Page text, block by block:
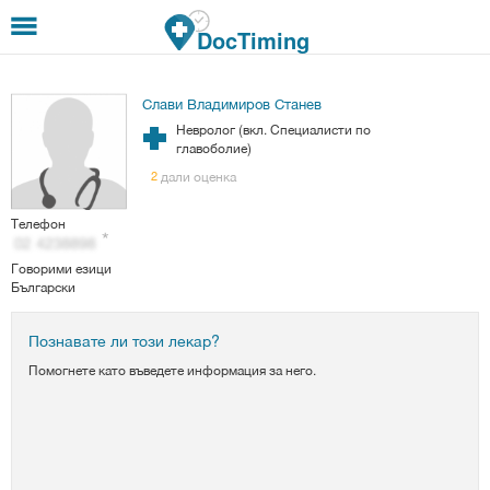
Премини към основното съдържание
DocTiming
Слави Владимиров Станев
Невролог (вкл. Специалисти по
главоболие)
2 дали оценка
Телефон
Говорими езици
Български
Познавате ли този лекар?
Помогнете като въведете информация за него.